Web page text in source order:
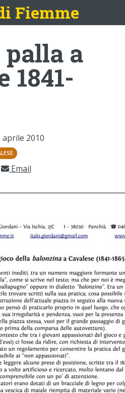
Fiemme
palla a
1841-
aprile 2010
Email